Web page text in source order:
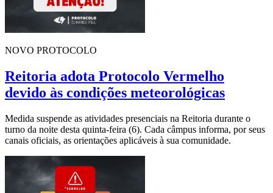
NOVO PROTOCOLO
Reitoria adota Protocolo Vermelho
devido às condições meteorológicas
Medida suspende as atividades presenciais na Reitoria durante o
turno da noite desta quinta-feira (6). Cada câmpus informa, por seus
canais oficiais, as orientações aplicáveis à sua comunidade.